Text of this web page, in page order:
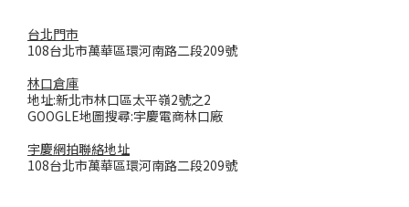
台北門市
108台北市萬華區環河南路二段209號
林口倉庫
地址:新北市林口區太平嶺2號之2
GOOGLE地圖搜尋:宇慶電商林口廠
宇慶網拍聯絡地址
108台北市萬華區環河南路二段209號